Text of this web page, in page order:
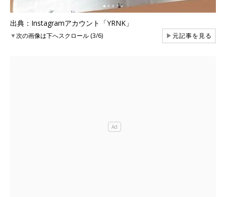
出典：Instagramアカウント「YRNK」
▼次の画像は下へスクロール (3/6) ▶元記事を見る